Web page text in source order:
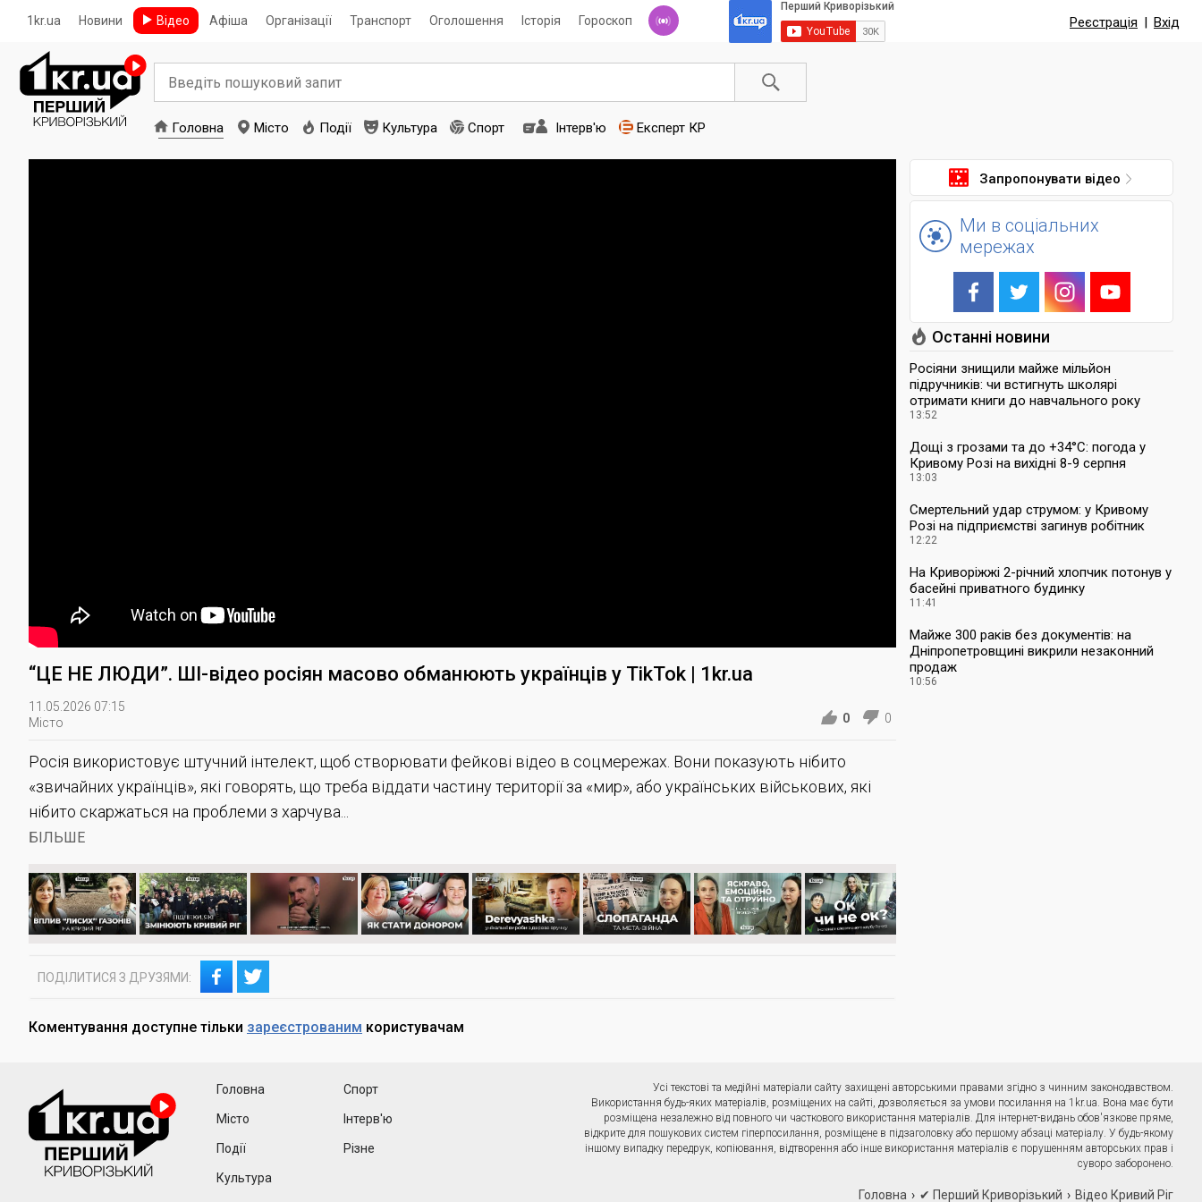
1kr.ua Новини Відео Афіша Організації Транспорт Оголошення Історія Гороскоп Реєстрація | Вхід
Головна Місто Події Культура Спорт Інтерв'ю Експерт КР
“ЦЕ НЕ ЛЮДИ”. ШІ-відео росіян масово обманюють українців у TikTok | 1kr.ua
11.05.2026 07:15
Місто
0 0
Росія використовує штучний інтелект, щоб створювати фейкові відео в соцмережах. Вони показують нібито
«звичайних українців», які говорять, що треба віддати частину території за «мир», або українських військових, які
нібито скаржаться на проблеми з харчува...
БІЛЬШЕ
ПОДІЛИТИСЯ З ДРУЗЯМИ:
Коментування доступне тільки зареєстрованим користувачам
Запропонувати відео
Ми в соціальних
мережах
Останні новини
Росіяни знищили майже мільйон
підручників: чи встигнуть школярі
отримати книги до навчального року
13:52
Дощі з грозами та до +34°С: погода у
Кривому Розі на вихідні 8-9 серпня
13:03
Смертельний удар струмом: у Кривому
Розі на підприємстві загинув робітник
12:22
На Криворіжжі 2-річний хлопчик потонув у
басейні приватного будинку
11:41
Майже 300 раків без документів: на
Дніпропетровщині викрили незаконний
продаж
10:56
Головна
Місто
Події
Культура
Спорт
Інтерв'ю
Різне
Головна ✔ Перший Криворізький Відео Кривий Ріг
Усі текстові та медійні матеріали сайту захищені авторськими правами згідно з чинним законодавством.
Використання будь-яких матеріалів, розміщених на сайті, дозволяється за умови посилання на 1kr.ua. Вона має бути
розміщена незалежно від повного чи часткового використання матеріалів. Для інтернет-видань обов'язкове пряме,
відкрите для пошукових систем гіперпосилання, розміщене в підзаголовку або першому абзаці матеріалу. У будь-якому
іншому випадку передрук, копіювання, відтворення або інше використання матеріалів є порушенням авторських прав і
суворо заборонено.